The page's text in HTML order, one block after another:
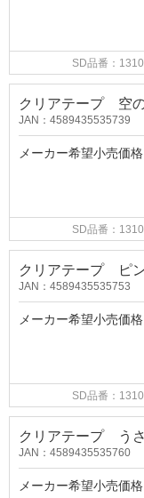
SD品番：
クリアテープ 空
JAN：4589435535739
メーカー希望小売価格
SD品番：
クリアテープ ピ
JAN：4589435535753
メーカー希望小売価格
SD品番：
クリアテープ う
JAN：4589435535760
メーカー希望小売価格